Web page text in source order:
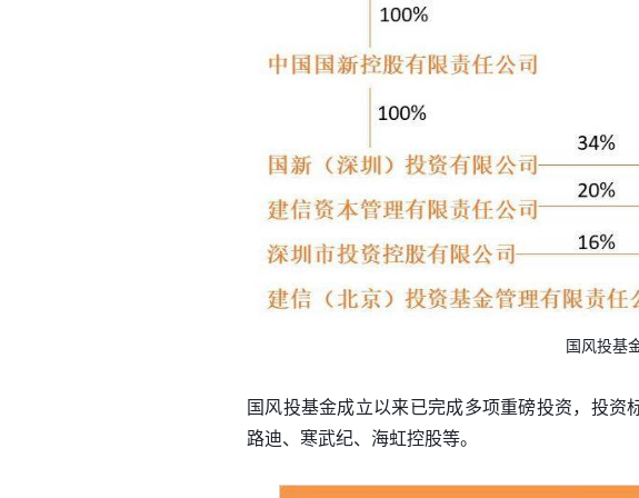
国风投基
国风投基金成立以来已完成多项重磅投资，投
路迪、寒武纪、海虹控股等。